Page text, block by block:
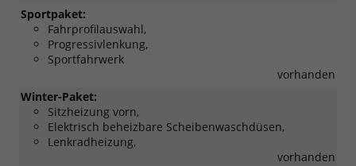
Sportpaket:
Fahrprofilauswahl,
Progressivlenkung,
Sportfahrwerk
vorhanden
Winter-Paket:
Sitzheizung vorn,
Elektrisch beheizbare Scheibenwaschdüsen,
Lenkradheizung,
vorhanden